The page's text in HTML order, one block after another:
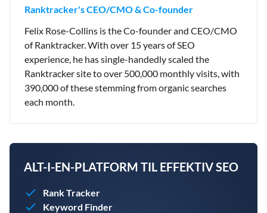
Ranktracker's CEO/CMO & Co-founder
Felix Rose-Collins is the Co-founder and CEO/CMO
of Ranktracker. With over 15 years of SEO
experience, he has single-handedly scaled the
Ranktracker site to over 500,000 monthly visits, with
390,000 of these stemming from organic searches
each month.
ALT-I-EN-PLATFORM TIL EFFEKTIV SEO
Rank Tracker
Keyword Finder